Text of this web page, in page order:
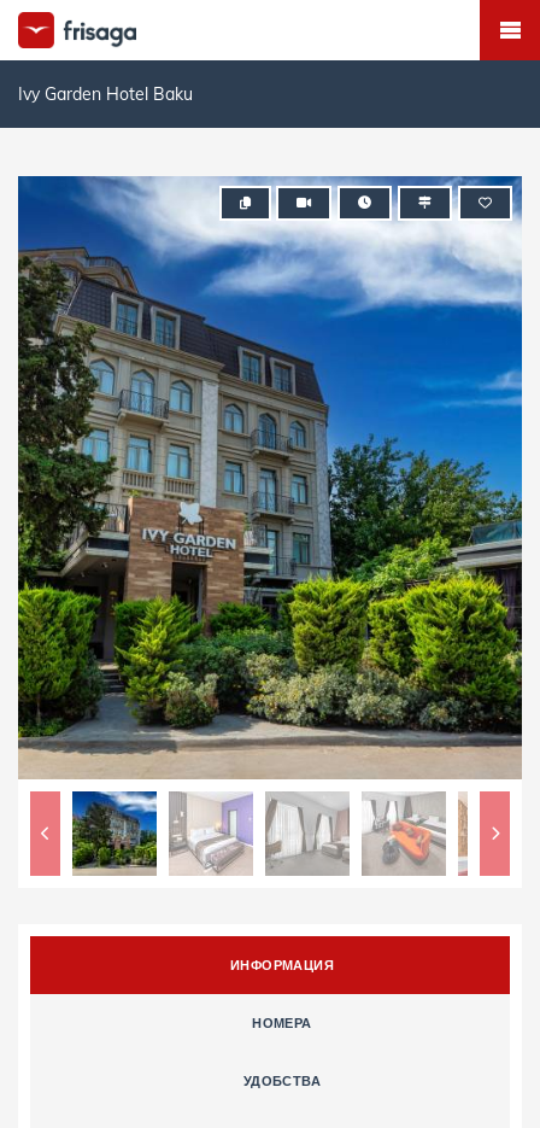
Ivy Garden Hotel Baku
ИНФОРМАЦИЯ
НОМЕРА
УДОБСТВА